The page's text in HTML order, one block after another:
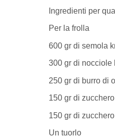
Ingredienti per
Per la frolla
600 gr di semola
300 gr di nocciole
250 gr di burro di
150 gr di
150 gr di
Un tuorlo